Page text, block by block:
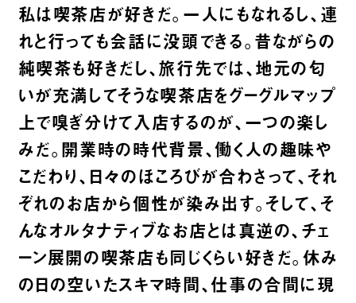
私は喫茶店が好きだ。一人にもなれるし、連
れと行っても会話に没頭できる。昔ながらの
純喫茶も好きだし、旅行先では、地元の匂
いが充満してそうな喫茶店をグーグルマップ
上で嗅ぎ分けて入店するのが、一つの楽し
みだ。開業時の時代背景、働く人の趣味や
こだわり、日々のほころびが合わさって、それ
ぞれのお店から個性が染み出す。そして、そ
んなオルタナティブなお店とは真逆の、チェ
ーン展開の喫茶店も同じくらい好きだ。休み
の日の空いたスキマ時間、仕事の合間に現